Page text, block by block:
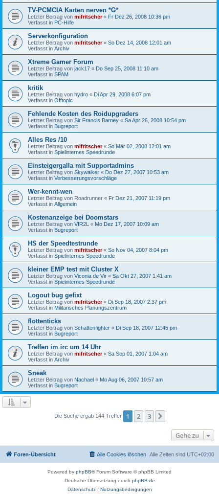
TV-PCMCIA Karten nerven *G*
Letzter Beitrag von mifritscher« Fr Dez 26, 2008 10:36 pm
Verfasst in PC-Hilfe
Serverkonfiguration
Letzter Beitrag von mifritscher« So Dez 14, 2008 12:01 am
Verfasst in Archiv
Xtreme Gamer Forum
Letzter Beitrag von jack17 « Do Sep 25, 2008 11:10 am
Verfasst in SPAM
kritik
Letzter Beitrag von hydro « Di Apr 29, 2008 6:07 pm
Verfasst in Offtopic
Fehlende Kosten des Roidupgraders
Letzter Beitrag von Sir Francis Barney « Sa Apr 26, 2008 10:54 pm
Verfasst in Bugreport
Alles Res /10
Letzter Beitrag von mifritscher« So Mär 02, 2008 12:01 am
Verfasst in Spielinternes Speedrunde
Einsteigergalla mit Supportadmins
Letzter Beitrag von Skywalker « Do Dez 27, 2007 10:53 am
Verfasst in Verbesserungsvorschläge
Wer-kennt-wen
Letzter Beitrag von Roadrunner « Fr Dez 21, 2007 11:19 pm
Verfasst in Allgemein
Kostenanzeige bei Doomstars
Letzter Beitrag von VIR2L « Mo Dez 17, 2007 10:09 am
Verfasst in Bugreport
HS der Speedtestrunde
Letzter Beitrag von mifritscher« So Nov 04, 2007 8:04 pm
Verfasst in Spielinternes Speedrunde
kleiner EMP test mit Cluster X
Letzter Beitrag von Viconia de Vir « Sa Okt 27, 2007 1:41 am
Verfasst in Spielinternes Speedrunde
Logout bug gefixt
Letzter Beitrag von mifritscher« Di Sep 18, 2007 2:37 pm
Verfasst in Militärisches Planungszentrum
flottenticks
Letzter Beitrag von Schattenfighter « Di Sep 18, 2007 12:45 pm
Verfasst in Bugreport
Treffen im irc um 14 Uhr
Letzter Beitrag von mifritscher« Sa Sep 01, 2007 1:04 am
Verfasst in Archiv
Sneak
Letzter Beitrag von Nachael « Mo Aug 06, 2007 10:57 am
Verfasst in Bugreport
Die Suche ergab 144 Treffer 1 2 3
Gehe zu
Foren-Übersicht Alle Zeiten sind UTC+02:00
Alle Cookies löschen
Powered by phpBB® Forum Software © phpBB Limited
Deutsche Übersetzung durch phpBB.de
Datenschutz| Nutzungsbedingungen